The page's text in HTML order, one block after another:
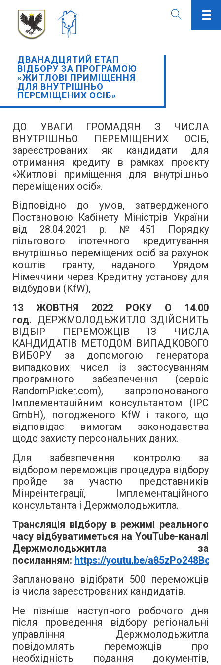
ДВАНАДЦЯТИЙ ЕТАП
ВІДБОРУ ЗА ПРОГРАМОЮ
«ЖИТЛОВІ ПРИМІЩЕННЯ
ДЛЯ ВНУТРІШНЬО
ПЕРЕМІЩЕНИХ ОСІБ»
ДО УВАГИ ГРОМАДЯН З ЧИСЛА
ВНУТРІШНЬО ПЕРЕМІЩЕНИХ ОСІБ,
зареєстрованих як кандидати для
отримання кредиту в рамках проєкту
«Житлові приміщення для внутрішньо
переміщених осіб».
Відповідно до умов, затвердженого
Постановою Кабінету Міністрів України
від 28.04.2021 р. №451 Порядку
пільгового іпотечного кредитування
внутрішньо переміщених осіб за рахунок
коштів гранту, наданого Урядом
Німеччини через Кредитну установу для
відбудови (KfW),
13 ЖОВТНЯ 2022 РОКУ О 14.00
год. ДЕРЖМОЛОДЬЖИТЛО ЗДІЙСНИТЬ
ВІДБІР ПЕРЕМОЖЦІВ ІЗ ЧИСЛА
КАНДИДАТІВ МЕТОДОМ ВИПАДКОВОГО
ВИБОРУ за допомогою генератора
випадкових чисел із застосуванням
програмного забезпечення (сервіс
RandomPicker.com), запропонованого
Імплементаційним консультантом (IPC
GmbH), погодженого KfW і такого, що
відповідає вимогам законодавства
щодо захисту персональних даних.
Для забезпечення контролю за
відбором переможців процедура відбору
пройде за участю представників
Мінреінтеграції, Імплементаційного
консультанта і Держмолодьжитла.
Трансляція відбору в режимі реального
часу відбуватиметься на YouTube-каналі
Держмолодьжитла за
посиланням: https://youtu.be/a85zPo248Bc
Заплановано відібрати 500 переможців
із числа зареєстрованих кандидатів.
Не пізніше наступного робочого дня
після проведення відбору регіональні
управління Держмолодьжитла
повідомлять переможців про
необхідність подання документів,